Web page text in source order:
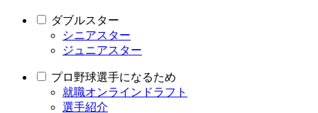
ダブルスター
シニアスター
ジュニアスター
プロ野球選手になるため
就職オンラインドラフト
選手紹介